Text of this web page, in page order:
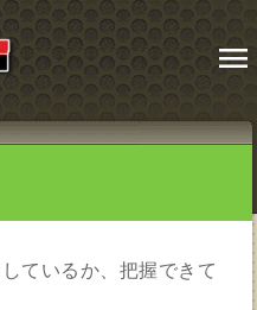
menu
ているか、把握できて